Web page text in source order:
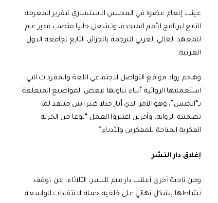
عينت إنعام عضوا في المجلس الاستشاري لتقرير المعرفة
التابع لبرنامج الأمم المتحدة، وتشغل حاليا منصب مدير عام
للمعهد العالي العربي للترجمة بالجزائر، التابع لجامعة الدول
العربية.
وهاجم رواد مواقع التواصل الاجتماعي اللغة والمفردات التي
استعملتها الروائية أثناء تناولها لبعض المواضيع المتعلقة
بـ”الجنس”، وهو الأمر الذي أثار جدلا كبيرا بين منتقد لما
تضمنته الرواية، وآخرين اعتبروا العمل “نوعا من الحرية
الفكرية المتاحة للمفكرين والأدباء”.
إغلاق دار النشر
ومن ناحية أخرى أعلنت دار ميم للنشر، الثلاثاء، عن توقف
نشاطها بشكل نهائي على خلفية حملة الانتقادات الواسعة